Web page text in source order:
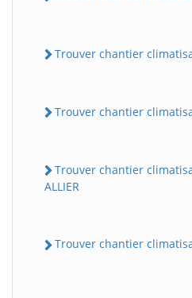
Trouver chantier
Trouver chantier
Trouver chantier
ALLIER
Trouver chantier